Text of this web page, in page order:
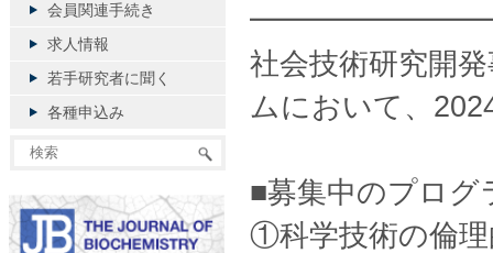
社会技術研究開
ムにおいて、
■募集中のプログ
①科学技術の倫理
会員関連手続き
求人情報
若手研究者に聞く
各種申込み